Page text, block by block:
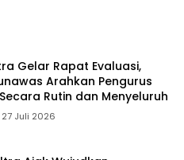
Gelar Rapat Evaluasi,
Arahkan Pengurus
Rutin dan Menyeluruh
27 Juli 2026